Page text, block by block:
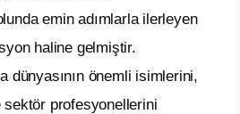
emin adımlarla ilerleyen
haline gelmiştir.
dünyasının önemli isimlerini,
profesyonellerini